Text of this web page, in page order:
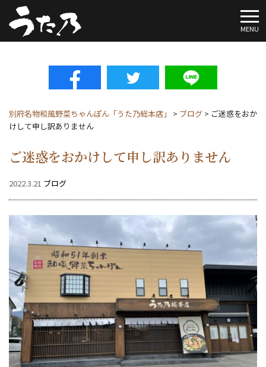
MENU
別府名物和風野菜ちゃんぽん「うた乃総本店」 > ブログ > ご迷惑をおか
けして申し訳ありません
ご迷惑をおかけして申し訳ありません
2022.3.21 ブログ